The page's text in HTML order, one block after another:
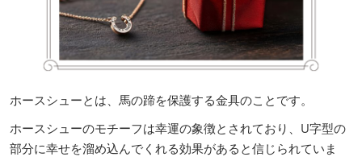
ホースシューとは、馬の蹄を保護する金具のことです。
ホースシューのモチーフは幸運の象徴とされており、U字型の
部分に幸せを溜め込んでくれる効果があると信じられていま